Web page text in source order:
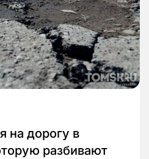
на дорогу в
разбивают